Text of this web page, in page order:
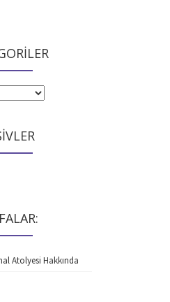
Atolyesi Hakkında